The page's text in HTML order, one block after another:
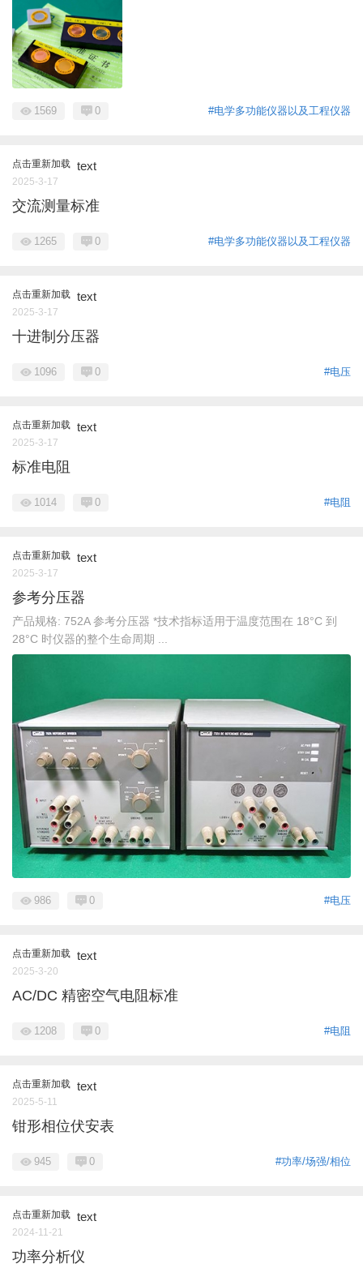
#电学多功能仪器以及工程仪器
1569 0
点击重新加载 text
2025-3-17
交流测量标准
#电学多功能仪器以及工程仪器
1265 0
点击重新加载 text
2025-3-17
十进制分压器
#电压
1096 0
点击重新加载 text
2025-3-17
标准电阻
#电阻
1014 0
点击重新加载 text
2025-3-17
参考分压器
产品规格: 752A 参考分压器 *技术指标适用于温度范围在 18°C 到
28°C 时仪器的整个生命周期 ...
#电压
986 0
点击重新加载 text
2025-3-20
AC/DC 精密空气电阻标准
#电阻
1208 0
点击重新加载 text
2025-5-11
钳形相位伏安表
#功率/场强/相位
945 0
点击重新加载 text
2024-11-21
功率分析仪